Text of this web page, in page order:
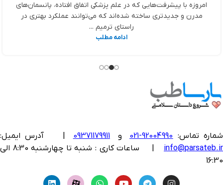
امروزه با پیشرفت‌هایی که در علم پزشکی اتفاق افتاده، پانسمان‌های
مدرن و جدیدتری ساخته شده‌اند که می‌توانند عملکرد بهتری در
راستای ترمیم ...
ادامه مطلب
شماره تماس: 92004990-021 و 09371179911
آدرس ایمیل:
info@parsateb.ir
| ساعات کاری : شنبه تا چهارشنبه 8:30 الی
16:30